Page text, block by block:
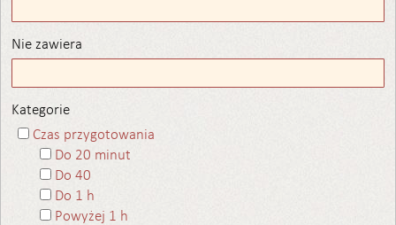
Nie zawiera
Kategorie
Czas przygotowania
Do 20 minut
Do 40
Do 1 h
Powyżej 1 h